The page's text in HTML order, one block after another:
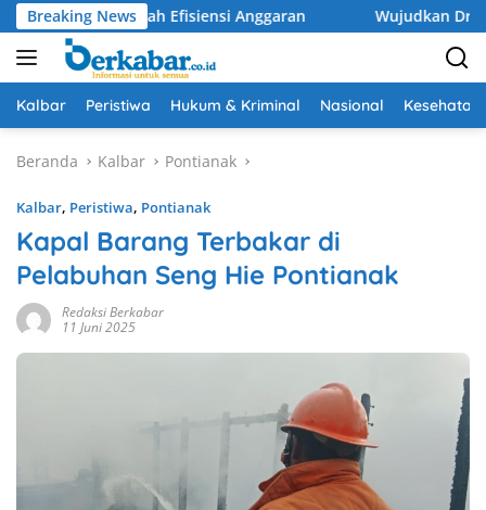
Langsung
ke
konten
Breaking News
Tengah Efisiensi Anggaran Wujudkan Drainase
Kalbar Peristiwa Hukum & Kriminal Nasional Kesehatan
Beranda Kalbar Pontianak
Kalbar, Peristiwa, Pontianak
Kapal Barang Terbakar di
Pelabuhan Seng Hie Pontianak
Redaksi Berkabar
11 Juni 2025